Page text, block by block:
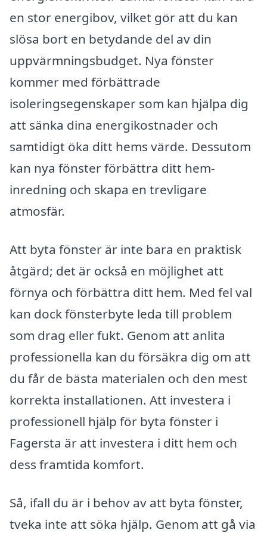
en stor energibov, vilket gör att du kan
slösa bort en betydande del av din
uppvärmningsbudget. Nya fönster
kommer med förbättrade
isoleringsegenskaper som kan hjälpa dig
att sänka dina energikostnader och
samtidigt öka ditt hems värde. Dessutom
kan nya fönster förbättra ditt hem-
inredning och skapa en trevligare
atmosfär.
Att byta fönster är inte bara en praktisk
åtgärd; det är också en möjlighet att
förnya och förbättra ditt hem. Med fel val
kan dock fönsterbyte leda till problem
som drag eller fukt. Genom att anlita
professionella kan du försäkra dig om att
du får de bästa materialen och den mest
korrekta installationen. Att investera i
professionell hjälp för byta fönster i
Fagersta är att investera i ditt hem och
dess framtida komfort.
Så, ifall du är i behov av att byta fönster,
tveka inte att söka hjälp. Genom att gå via